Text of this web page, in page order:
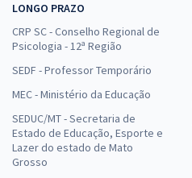
LONGO PRAZO
CRP SC - Conselho Regional de
Psicologia - 12ª Região
SEDF - Professor Temporário
MEC - Ministério da Educação
SEDUC/MT - Secretaria de
Estado de Educação, Esporte e
Lazer do estado de Mato
Grosso